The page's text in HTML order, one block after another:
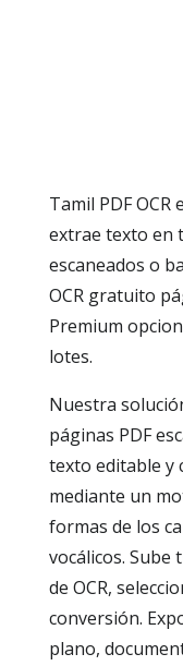
Tamil PDF OCR
extrae texto en
escaneados o
OCR gratuito
Premium
lotes.
Nuestra
páginas PDF
texto editable y
mediante un
formas de los
vocálicos. Sube
de OCR,
conversión.
plano,